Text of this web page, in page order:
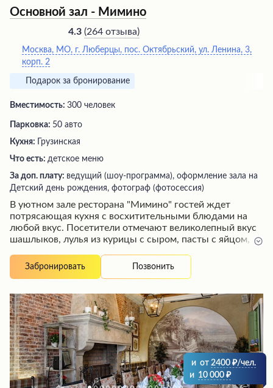
Основной зал - Мимино
4.3 (264 отзыва)
Москва, МО, г. Люберцы, пос. Октябрьский, ул. Ленина, 3,
корп. 2
Подарок за бронирование
Вместимость: 300 человек
Парковка: 50 авто
Кухня:
Грузинская
Что есть: детское меню
За доп. плату: ведущий (шоу-программа), оформление зала на
Детский день рождения, фотограф (фотосессия)
В уютном зале ресторана "Мимино" гостей ждет
потрясающая кухня с восхитительными блюдами на
любой вкус. Посетители отмечают великолепный вкус
шашлыков, лулья из курицы с сыром, пасты с яйцом,
Блюда готовятся из свежих продуктов опытными
поварами, не пересушены и не пересолены. Быстрая
горячими и аппетитными кушаньями, не выходя из
дома. Радушный персонал, оперативное обслуживание
и приятная атмосфера создают атмосферу
гостеприимства и комфорта для каждого гостя.
Забронировать Позвонить
и от 2400
/чел.
и 10 000